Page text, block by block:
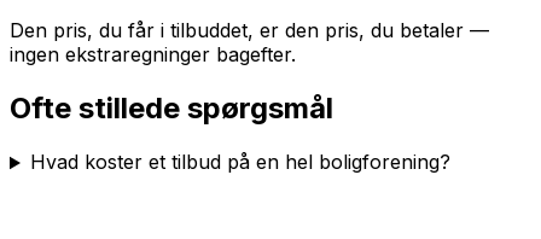
Den pris, du får i tilbuddet, er den pris, du betaler —
ingen ekstraregninger bagefter.
Ofte stillede spørgsmål
Hvad koster et tilbud på en hel boligforening?